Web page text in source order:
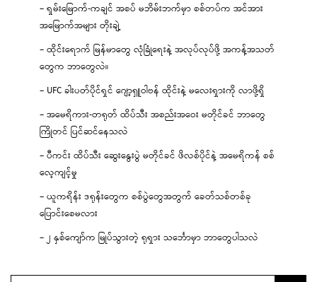
– ရှမ်းမြောက်-ကချင် အစပ် မဘိမ်းဘက်မှာ စစ်တပ်က အင်အား
အမြောက်အများ တိုးချဲ့
– ထိုင်းရောက် မြန်မာတွေ လုံခြုံရေးနဲ့ အလုပ်လုပ်ဖို့ အကန့်အသတ်
တွေက ဘာတွေလဲ။
– UFC ခါးပတ်ပိုင်ရှင် ဂျော့ရှူဝါဗန် ထိုင်းနဲ့ မလေးရှားကို လာဖို့ရှိ
– အမေရိကား-တရုတ် ထိပ်သီး အစည်းအဝေး မတိုင်ခင် ဘာတွေ
ကြိုတင် ပြင်ဆင်နေသလဲ
– ပီကင်း ထိပ်သီး ဆွေးနွေးပွဲ မတိုင်ခင် ဖိလစ်ပိုင်နဲ့ အမေရိကန် စစ်
လေ့ကျင့်မှု
– ယူကရိန်း ဒရုန်းတွေက စစ်ပွဲတွေအတွက် ခေတ်သစ်တစ်ခု
ပြောင်းစေမလား
– ၂ နှစ်ကျော်က မြုပ်သွားတဲ့ ရုရှား သင်္ဘောမှာ ဘာတွေပါသလဲ